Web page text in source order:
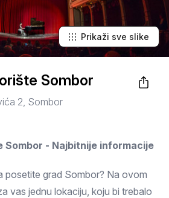
Prikaži sve slike
Sombor
2, Sombor
Sombor - Najbitnije informacije
posetite grad Sombor? Na ovom
vas jednu lokaciju, koju bi trebalo